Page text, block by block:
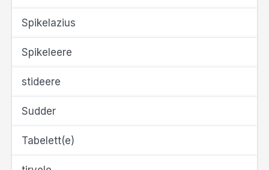
Spikelazius
Spikeleere
stideere
Sudder
Tabelett(e)